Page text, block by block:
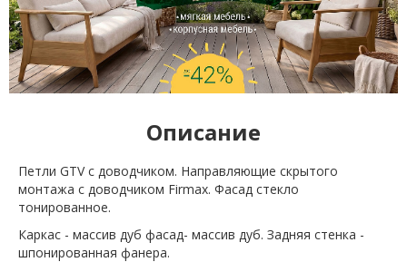
Описание
Петли GTV с доводчиком. Направляющие скрытого
монтажа с доводчиком Firmax. Фасад стекло
тонированное.
Каркас - массив дуб фасад- массив дуб. Задняя стенка -
шпонированная фанера.